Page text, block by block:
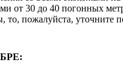
от 30 до 40 погонных
пожалуйста, уточните